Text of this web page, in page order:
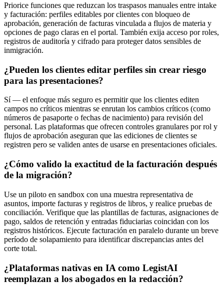
Priorice funciones que reduzcan los traspasos manuales entre intake
y facturación: perfiles editables por clientes con bloqueo de
aprobación, generación de facturas vinculada a flujos de materia y
opciones de pago claras en el portal. También exija acceso por roles,
registros de auditoría y cifrado para proteger datos sensibles de
inmigración.
¿Pueden los clientes editar perfiles sin crear riesgo
para las presentaciones?
Sí — el enfoque más seguro es permitir que los clientes editen
campos no críticos mientras se enrutan los cambios críticos (como
números de pasaporte o fechas de nacimiento) para revisión del
personal. Las plataformas que ofrecen controles granulares por rol y
flujos de aprobación aseguran que las ediciones de clientes se
registren pero se validen antes de usarse en presentaciones oficiales.
¿Cómo valido la exactitud de la facturación después
de la migración?
Use un piloto en sandbox con una muestra representativa de
asuntos, importe facturas y registros de libros, y realice pruebas de
conciliación. Verifique que las plantillas de facturas, asignaciones de
pago, saldos de retención y entradas fiduciarias coincidan con los
registros históricos. Ejecute facturación en paralelo durante un breve
período de solapamiento para identificar discrepancias antes del
corte total.
¿Plataformas nativas en IA como LegistAI
reemplazan a los abogados en la redacción?